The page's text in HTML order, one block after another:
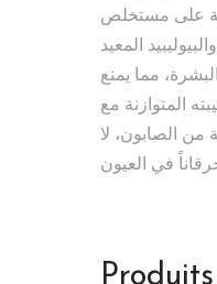
على مستخلص
المعيد
مما يمنع
المتوازنة مع
من الصابون، لا